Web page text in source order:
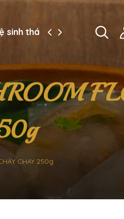
sinh thái công ty
CHAY 250g